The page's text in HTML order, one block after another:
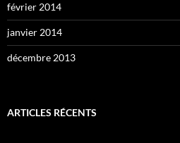
février 2014
janvier 2014
décembre 2013
ARTICLES RÉCENTS